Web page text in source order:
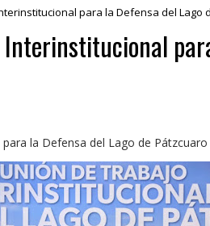
para la Defensa del Lago
la Defensa del Lago de Pátzcuaro